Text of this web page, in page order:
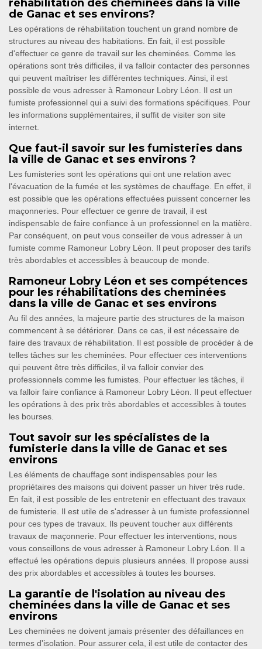
réhabilitation des cheminées dans la ville
de Ganac et ses environs?
Les opérations de réhabilitation touchent un grand nombre de
structures au niveau des habitations. En fait, il est possible
d'effectuer ce genre de travail sur les cheminées. Comme les
opérations sont très difficiles, il va falloir contacter des personnes
qui peuvent maîtriser les différentes techniques. Ainsi, il est
possible de vous adresser à Ramoneur Lobry Léon. Il est un
fumiste professionnel qui a suivi des formations spécifiques. Pour
les informations supplémentaires, il suffit de visiter son site
internet.
Que faut-il savoir sur les fumisteries dans
la ville de Ganac et ses environs ?
Les fumisteries sont les opérations qui ont une relation avec
l'évacuation de la fumée et les systèmes de chauffage. En effet, il
est possible que les opérations effectuées puissent concerner les
maçonneries. Pour effectuer ce genre de travail, il est
indispensable de faire confiance à un professionnel en la matière.
Par conséquent, on peut vous conseiller de vous adresser à un
fumiste comme Ramoneur Lobry Léon. Il peut proposer des tarifs
très abordables et accessibles à beaucoup de monde.
Ramoneur Lobry Léon et ses compétences
pour les réhabilitations des cheminées
dans la ville de Ganac et ses environs
Au fil des années, la majeure partie des structures de la maison
commencent à se détériorer. Dans ce cas, il est nécessaire de
faire des travaux de réhabilitation. Il est possible de procéder à de
telles tâches sur les cheminées. Pour effectuer ces interventions
qui peuvent être très difficiles, il va falloir convier des
professionnels comme les fumistes. Pour effectuer les tâches, il
va falloir faire confiance à Ramoneur Lobry Léon. Il peut effectuer
les opérations à des prix très abordables et accessibles à toutes
les bourses.
Tout savoir sur les spécialistes de la
fumisterie dans la ville de Ganac et ses
environs
Les éléments de chauffage sont indispensables pour les
propriétaires des maisons qui doivent passer un hiver très rude.
En fait, il est possible de les entretenir en effectuant des travaux
de fumisterie. Il est utile de s'adresser à un fumiste professionnel
pour ces types de travaux. Ils peuvent toucher aux différents
travaux de maçonnerie. Pour effectuer les interventions, nous
vous conseillons de vous adresser à Ramoneur Lobry Léon. Il a
effectué les opérations depuis plusieurs années. Il propose aussi
des prix abordables et accessibles à toutes les bourses.
La garantie de l'isolation au niveau des
cheminées dans la ville de Ganac et ses
environs
Les cheminées ne doivent jamais présenter des défaillances en
termes d'isolation. Pour assurer cela, il est utile de contacter des